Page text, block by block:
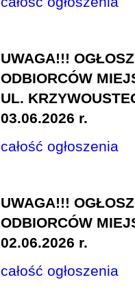
UWAGA!!!
ODBIORCÓW
UL.
03.06.2026 r.
całość ogłoszenia
UWAGA!!!
ODBIORCÓW
02.06.2026 r.
całość ogłoszenia